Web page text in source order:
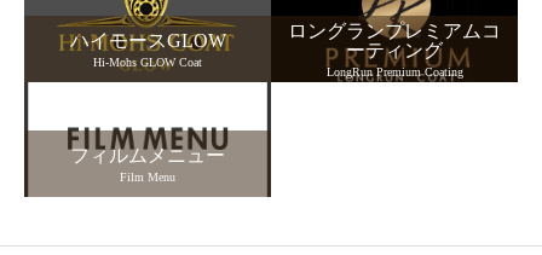
ハイモースGLOW
Hi-Mohs GLOW Coat
ロングランプレミアムコ
ーティング
LongRun Premium Coating
フィルムメニュー
Film Menu